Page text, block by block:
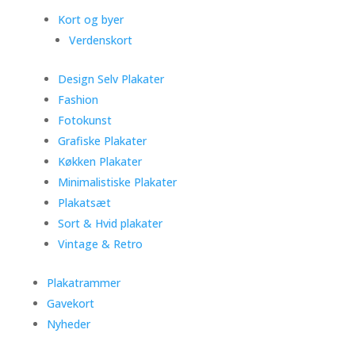
Kort og byer
Verdenskort
Design Selv Plakater
Fashion
Fotokunst
Grafiske Plakater
Køkken Plakater
Minimalistiske Plakater
Plakatsæt
Sort & Hvid plakater
Vintage & Retro
Plakatrammer
Gavekort
Nyheder